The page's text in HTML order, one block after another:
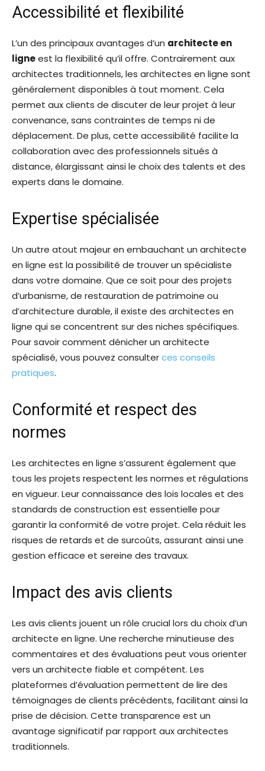
Accessibilité et flexibilité
L’un des principaux avantages d’un architecte en
ligneest la flexibilité qu’il offre. Contrairement aux
architectes traditionnels, les architectes en ligne sont
généralement disponibles à tout moment. Cela
permet aux clients de discuter de leur projet à leur
convenance, sans contraintes de temps ni de
déplacement. De plus, cette accessibilité facilite la
collaboration avec des professionnels situés à
distance, élargissant ainsi le choix des talents et des
experts dans le domaine.
Expertise spécialisée
Un autre atout majeur en embauchant un architecte
en ligne est la possibilité de trouver un spécialiste
dans votre domaine. Que ce soit pour des projets
d’urbanisme, de restauration de patrimoine ou
d’architecture durable, il existe des architectes en
ligne qui se concentrent sur des niches spécifiques.
Pour savoir comment dénicher un architecte
spécialisé, vous pouvez consulterces conseils
pratiques.
Conformité et respect des
normes
Les architectes en ligne s’assurent également que
tous les projets respectent les normes et régulations
en vigueur. Leur connaissance des lois locales et des
standards de construction est essentielle pour
garantir la conformité de votre projet. Cela réduit les
risques de retards et de surcoûts, assurant ainsi une
gestion efficace et sereine des travaux.
Impact des avis clients
Les avis clients jouent un rôle crucial lors du choix d’un
architecte en ligne. Une recherche minutieuse des
commentaires et des évaluations peut vous orienter
vers un architecte fiable et compétent. Les
plateformes d’évaluation permettent de lire des
témoignages de clients précédents, facilitant ainsi la
prise de décision. Cette transparence est un
avantage significatif par rapport aux architectes
traditionnels.